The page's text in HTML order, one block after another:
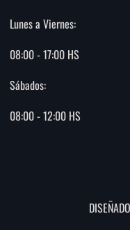
Lunes a Viernes:
08:00 - 17:00 HS
Sábados:
08:00 - 12:00 HS